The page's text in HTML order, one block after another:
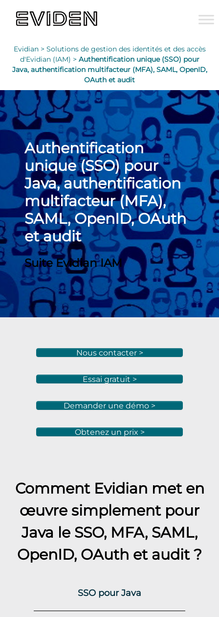
Evidian > Solutions de gestion des identités et des accès
d'Evidian (IAM) > Authentification unique (SSO) pour
Java, authentification multifacteur (MFA), SAML, OpenID,
OAuth et audit
Authentification
unique (SSO) pour
Java, authentification
multifacteur (MFA),
SAML, OpenID, OAuth
et audit
Suite Evidian IAM
Nous contacter >
Essai gratuit >
Demander une démo >
Obtenez un prix >
Comment Evidian met en
œuvre simplement pour
Java le SSO, MFA, SAML,
OpenID, OAuth et audit ?
SSO pour Java